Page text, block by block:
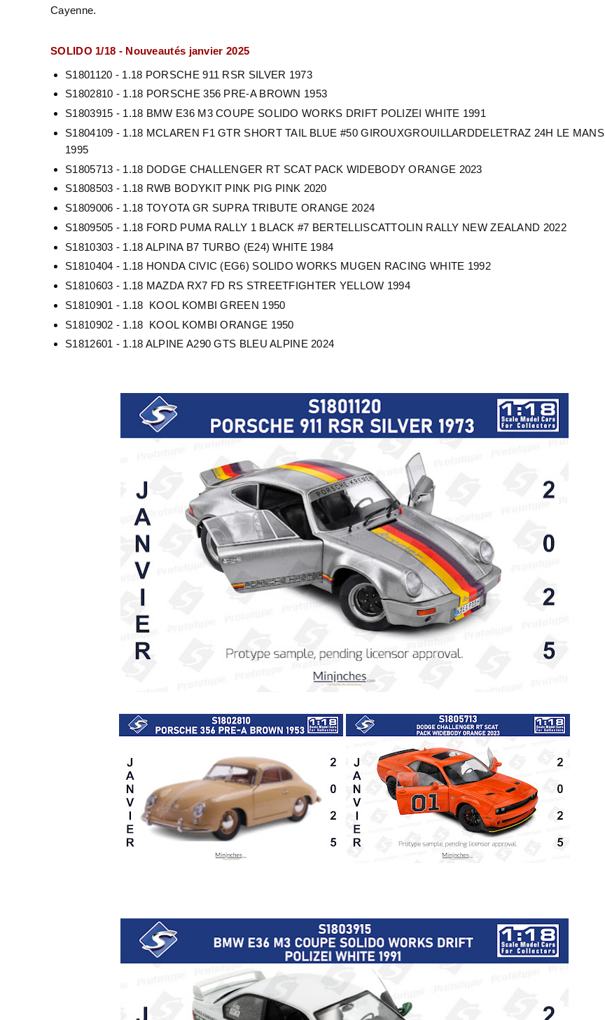
Cayenne.
SOLIDO 1/18 - Nouveautés janvier 2025
S1801120 - 1.18 PORSCHE 911 RSR SILVER 1973
S1802810 - 1.18 PORSCHE 356 PRE-A BROWN 1953
S1803915 - 1.18 BMW E36 M3 COUPE SOLIDO WORKS DRIFT POLIZEI WHITE 1991
S1804109 - 1.18 MCLAREN F1 GTR SHORT TAIL BLUE #50 GIROUXGROUILLARDDELETRAZ 24H LE MANS
1995
S1805713 - 1.18 DODGE CHALLENGER RT SCAT PACK WIDEBODY ORANGE 2023
S1808503 - 1.18 RWB BODYKIT PINK PIG PINK 2020
S1809006 - 1.18 TOYOTA GR SUPRA TRIBUTE ORANGE 2024
S1809505 - 1.18 FORD PUMA RALLY 1 BLACK #7 BERTELLISCATTOLIN RALLY NEW ZEALAND 2022
S1810303 - 1.18 ALPINA B7 TURBO (E24) WHITE 1984
S1810404 - 1.18 HONDA CIVIC (EG6) SOLIDO WORKS MUGEN RACING WHITE 1992
S1810603 - 1.18 MAZDA RX7 FD RS STREETFIGHTER YELLOW 1994
S1810901 - 1.18 KOOL KOMBI GREEN 1950
S1810902 - 1.18 KOOL KOMBI ORANGE 1950
S1812601 - 1.18 ALPINE A290 GTS BLEU ALPINE 2024